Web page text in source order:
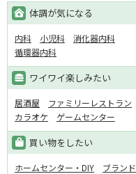
体調が気になる
内科 小児科
消化器内科
循環器内科
ワイワイ楽しみたい
居酒屋
ファミリーレストラン
カラオケ
ゲームセンター
買い物をしたい
ホームセンター・DIY
ブランド